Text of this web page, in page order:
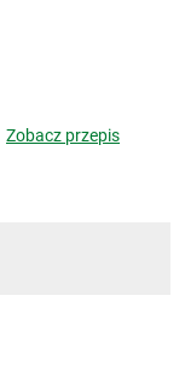
Zobacz przepis